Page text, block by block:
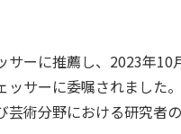
ーに推薦し、 2023年10
サーに委嘱されました
術分野における研究者